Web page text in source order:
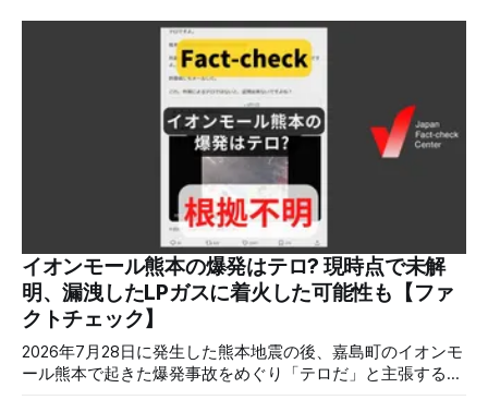
イオンモール熊本の爆発はテロ? 現時点で未解
明、漏洩したLPガスに着火した可能性も【ファ
クトチェック】
2026年7月28日に発生した熊本地震の後、嘉島町のイオンモ
ール熊本で起きた爆発事故をめぐり「テロだ」と主張する投